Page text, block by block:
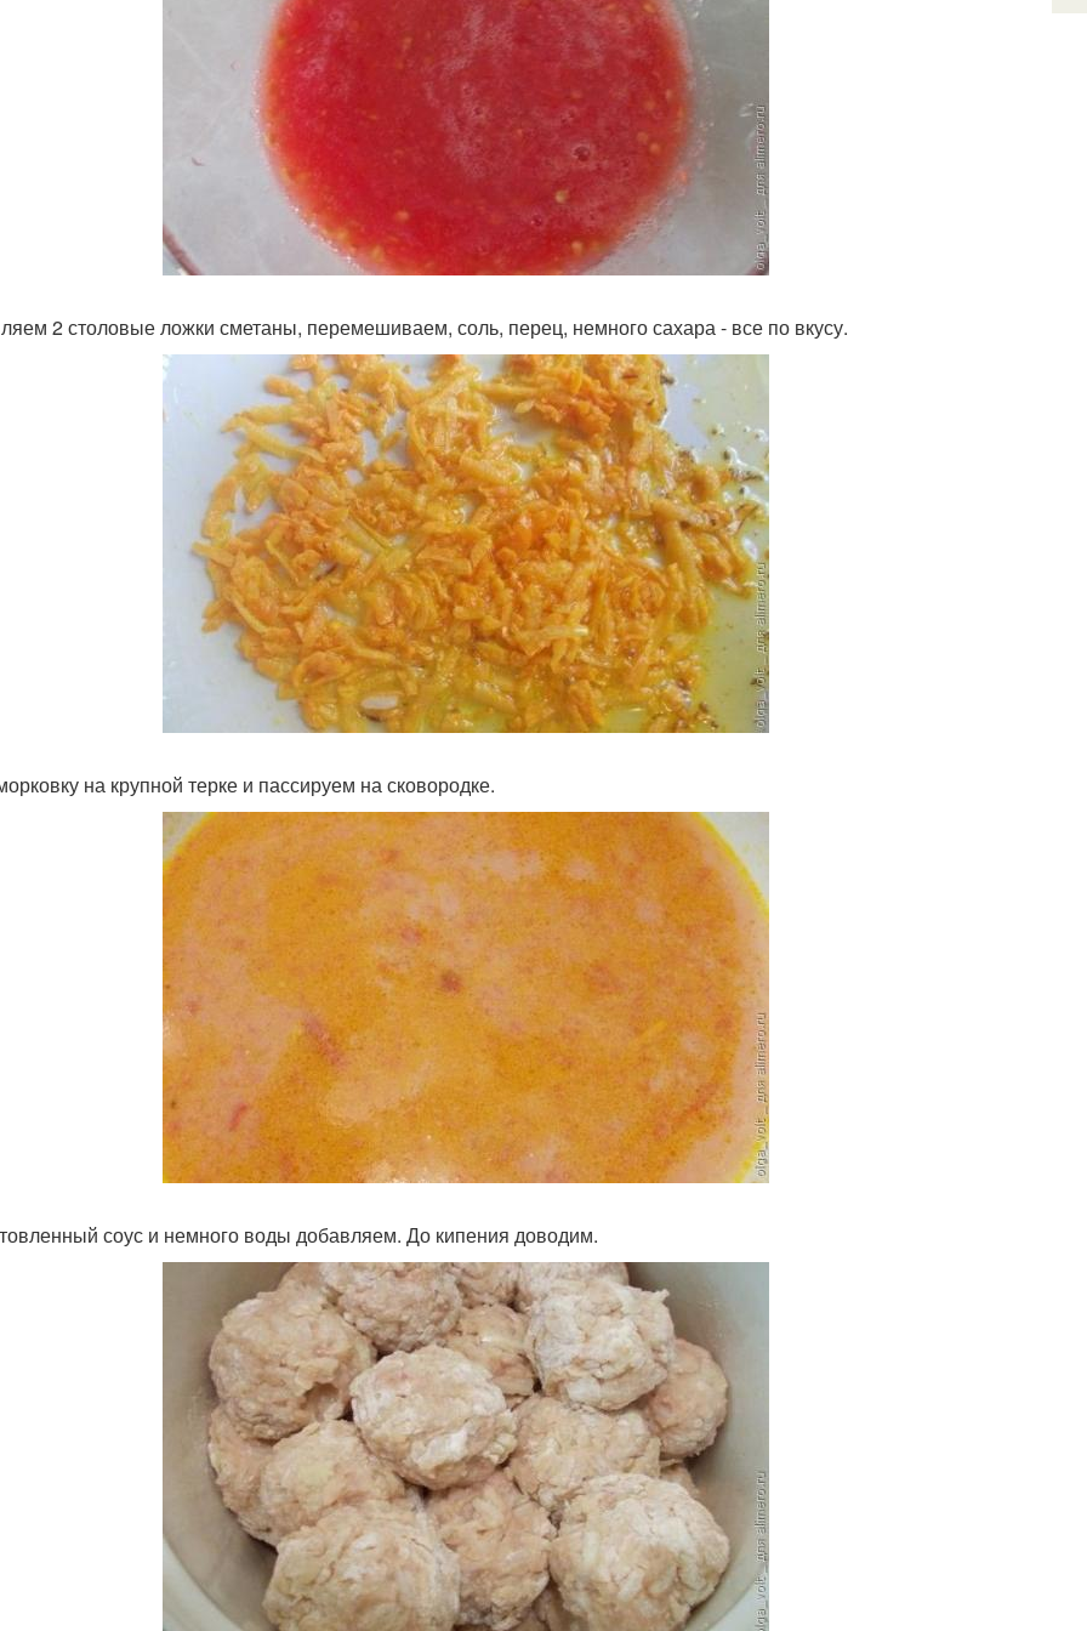
2 столовые ложки сметаны, перемешиваем, соль, перец, немного сахара - все по вкусу.
на крупной терке и пассируем на сковородке.
соус и немного воды добавляем. До кипения доводим.